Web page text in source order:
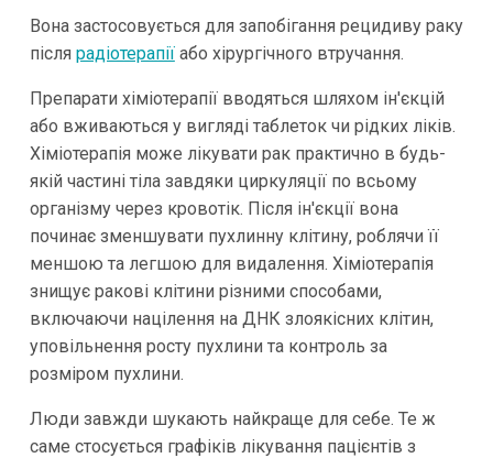
Вона застосовується для запобігання рецидиву раку
після радіотерапіїабо хірургічного втручання.
Препарати хіміотерапії вводяться шляхом ін'єкцій
або вживаються у вигляді таблеток чи рідких ліків.
Хіміотерапія може лікувати рак практично в будь-
якій частині тіла завдяки циркуляції по всьому
організму через кровотік. Після ін'єкції вона
починає зменшувати пухлинну клітину, роблячи її
меншою та легшою для видалення. Хіміотерапія
знищує ракові клітини різними способами,
включаючи націлення на ДНК злоякісних клітин,
уповільнення росту пухлини та контроль за
розміром пухлини.
Люди завжди шукають найкраще для себе. Те ж
саме стосується графіків лікування пацієнтів з